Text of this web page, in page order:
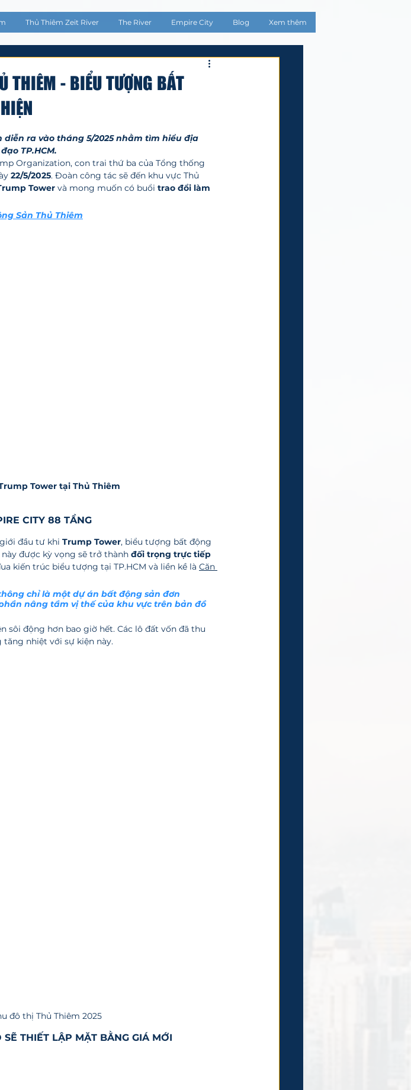
Thủ Thiêm Zeit River The River Empire City Blog Xem thêm
THIÊM - BIỂU TƯỢNG BẤT
diễn ra vào tháng 5/2025 nhằm tìm hiểu địa
TP.HCM.
Organization, con trai thứ ba của Tổng thống
22/5/2025. Đoàn công tác sẽ đến khu vực Thủ
Tower và mong muốn có buổi trao đổi làm
Sản Thủ Thiêm
Tower tại Thủ Thiêm
CITY 88 TẦNG
đầu tư khi Trump Tower, biểu tượng bất động
được kỳ vọng sẽ trở thành đối trọng trực tiếp
kiến trúc biểu tượng tại TP.HCM và liền kề là Căn
chỉ là một dự án bất động sản đơn
nâng tầm vị thế của khu vực trên bản đồ
động hơn bao giờ hết. Các lô đất vốn đã thu
tăng nhiệt với sự kiện này.
đô thị Thủ Thiêm 2025
THIẾT LẬP MẶT BẰNG GIÁ MỚI